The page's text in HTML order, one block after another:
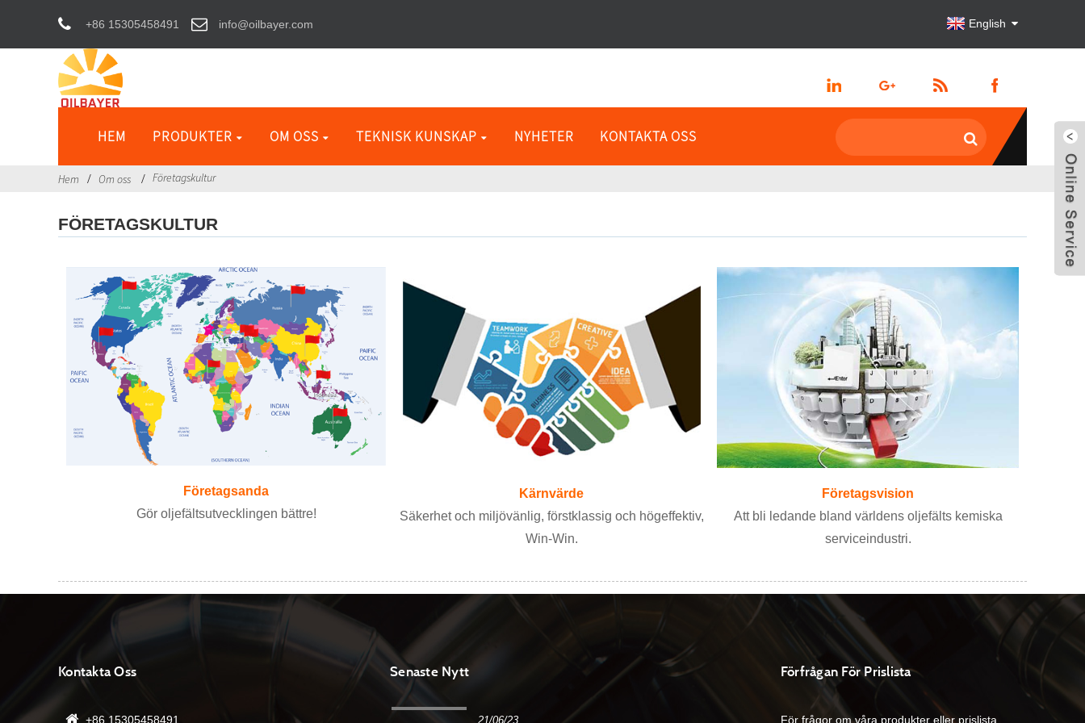
+86 15305458491 info@oilbayer.com English
HEM PRODUKTER OM OSS TEKNISK KUNSKAP NYHETER KONTAKTA OSS
Hem Om oss Företagskultur
FÖRETAGSKULTUR
Företagsanda
Gör oljefältsutvecklingen bättre!
Kärnvärde
Säkerhet och miljövänlig, förstklassig och högeffektiv,
Win-Win.
Företagsvision
Att bli ledande bland världens oljefälts kemiska
serviceindustri.
Kontakta Oss
+86 15305458491
Senaste Nytt
13/08/22 21/06/23 07/04/23
Förfrågan För Prislista
För frågor om våra produkter eller prislista,